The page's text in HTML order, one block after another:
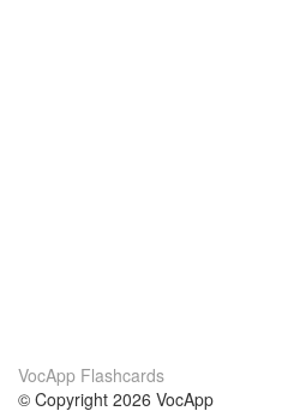
VocApp Flashcards
© Copyright 2026 VocApp